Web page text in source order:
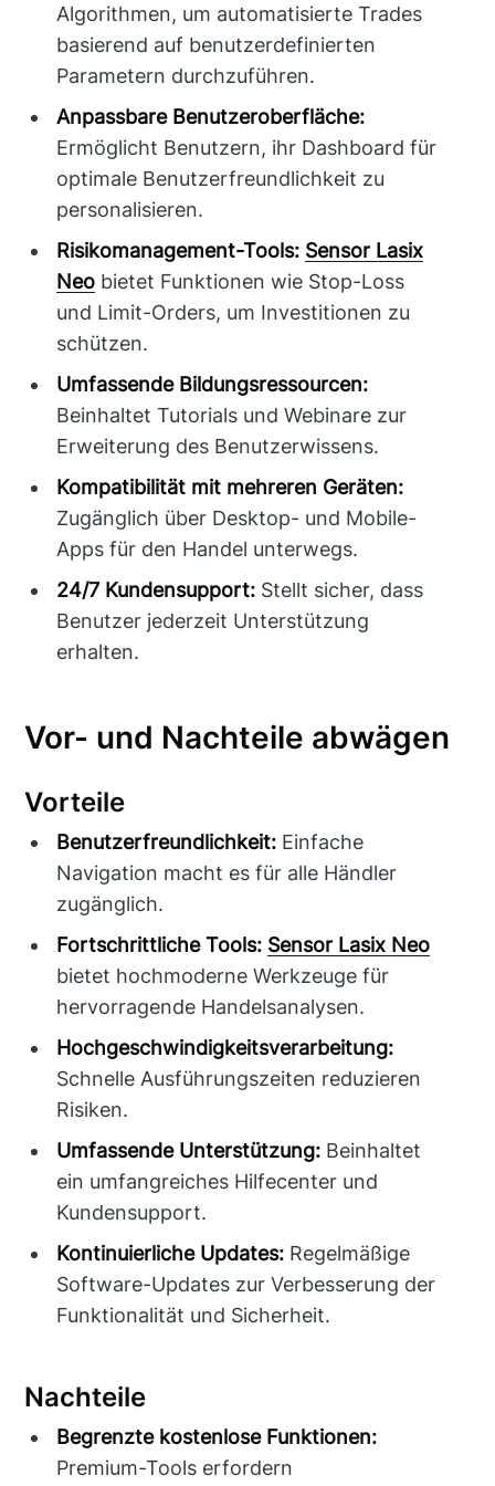
Algorithmen, um automatisierte Trades
basierend auf benutzerdefinierten
Parametern durchzuführen.
Anpassbare Benutzeroberfläche:
Ermöglicht Benutzern, ihr Dashboard für
optimale Benutzerfreundlichkeit zu
personalisieren.
Risikomanagement-Tools: Sensor Lasix
Neo bietet Funktionen wie Stop-Loss
und Limit-Orders, um Investitionen zu
schützen.
Umfassende Bildungsressourcen:
Beinhaltet Tutorials und Webinare zur
Erweiterung des Benutzerwissens.
Kompatibilität mit mehreren Geräten:
Zugänglich über Desktop- und Mobile-
Apps für den Handel unterwegs.
24/7 Kundensupport: Stellt sicher, dass
Benutzer jederzeit Unterstützung
erhalten.
Vor- und Nachteile abwägen
Vorteile
Benutzerfreundlichkeit: Einfache
Navigation macht es für alle Händler
zugänglich.
Fortschrittliche Tools: Sensor Lasix Neo
bietet hochmoderne Werkzeuge für
hervorragende Handelsanalysen.
Hochgeschwindigkeitsverarbeitung:
Schnelle Ausführungszeiten reduzieren
Risiken.
Umfassende Unterstützung: Beinhaltet
ein umfangreiches Hilfecenter und
Kundensupport.
Kontinuierliche Updates: Regelmäßige
Software-Updates zur Verbesserung der
Funktionalität und Sicherheit.
Nachteile
Begrenzte kostenlose Funktionen:
Premium-Tools erfordern